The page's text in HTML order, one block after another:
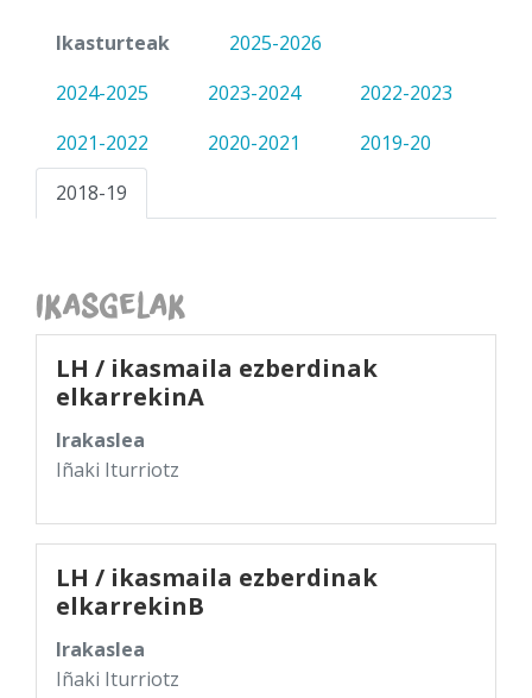
Ikasturteak
2025-2026
2024-2025
2023-2024
2022-2023
2021-2022
2020-2021
2019-20
2018-19
Ikasgelak
LH / ikasmaila ezberdinak
elkarrekinA
Irakaslea
Iñaki Iturriotz
LH / ikasmaila ezberdinak
elkarrekinB
Irakaslea
Iñaki Iturriotz